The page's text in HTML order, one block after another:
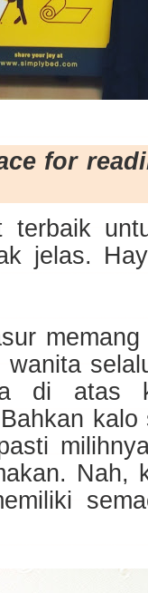
for
terbaik
jelas.
di atas
kalo
Nah,